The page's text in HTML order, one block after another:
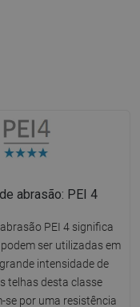
abrasão: PEI 4
PEI 4 significa
ser utilizadas em
intensidade de
telhas desta classe
se por uma resistência